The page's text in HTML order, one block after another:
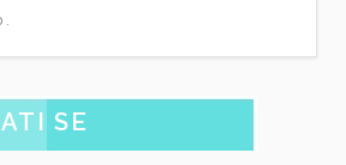
SE